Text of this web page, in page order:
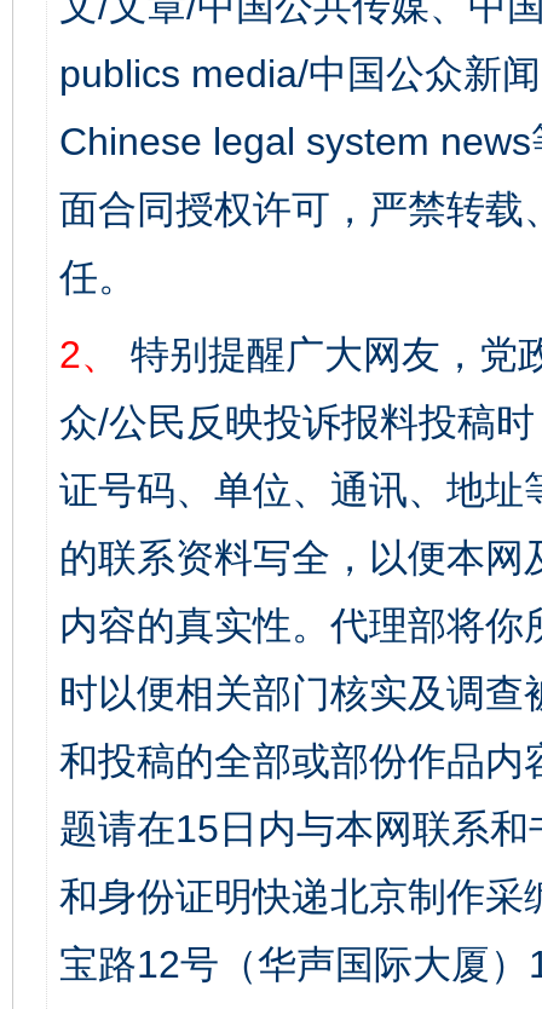
publics media/中国公众新
Chinese legal system
面合同授权许可，严禁转
任。
2、
特别提醒广大网友，党
众/公民反映投诉报料投稿
证号码、单位、通讯、地
的联系资料写全，以便本
内容的真实性。代理部将
时以便相关部门核实及调
和投稿的全部或部份作品
题请在15日内与本网联系
和身份证明快递北京制作
宝路12号（华声国际大厦